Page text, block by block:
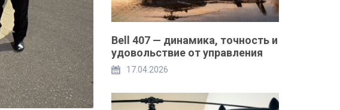
Bell 407 — динамика, точность и
удовольствие от управления
17.04.2026